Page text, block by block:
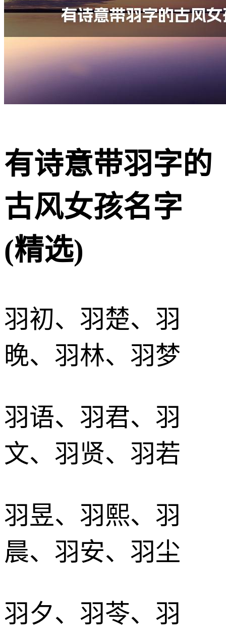
有诗意带羽字的
古风女孩名字
(精选)
羽初、羽楚、羽
晚、羽林、羽梦
羽语、羽君、羽
文、羽贤、羽若
羽昱、羽熙、羽
晨、羽安、羽尘
羽夕、羽苓、羽